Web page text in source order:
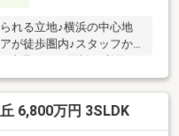
れる立地♪横浜の中心地
が徒歩圏内♪スタッフか
。◇「横浜・川崎」の最
い会社」です。◇「二俣
、お気軽にご来店下さ
サービスがご利用できま
6,800万円 3SLDK